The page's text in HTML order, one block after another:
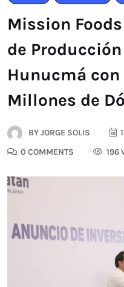
Mission
de
Hunucmá
Millones de
BYJORGE SOLIS
0 COMMENTS
196